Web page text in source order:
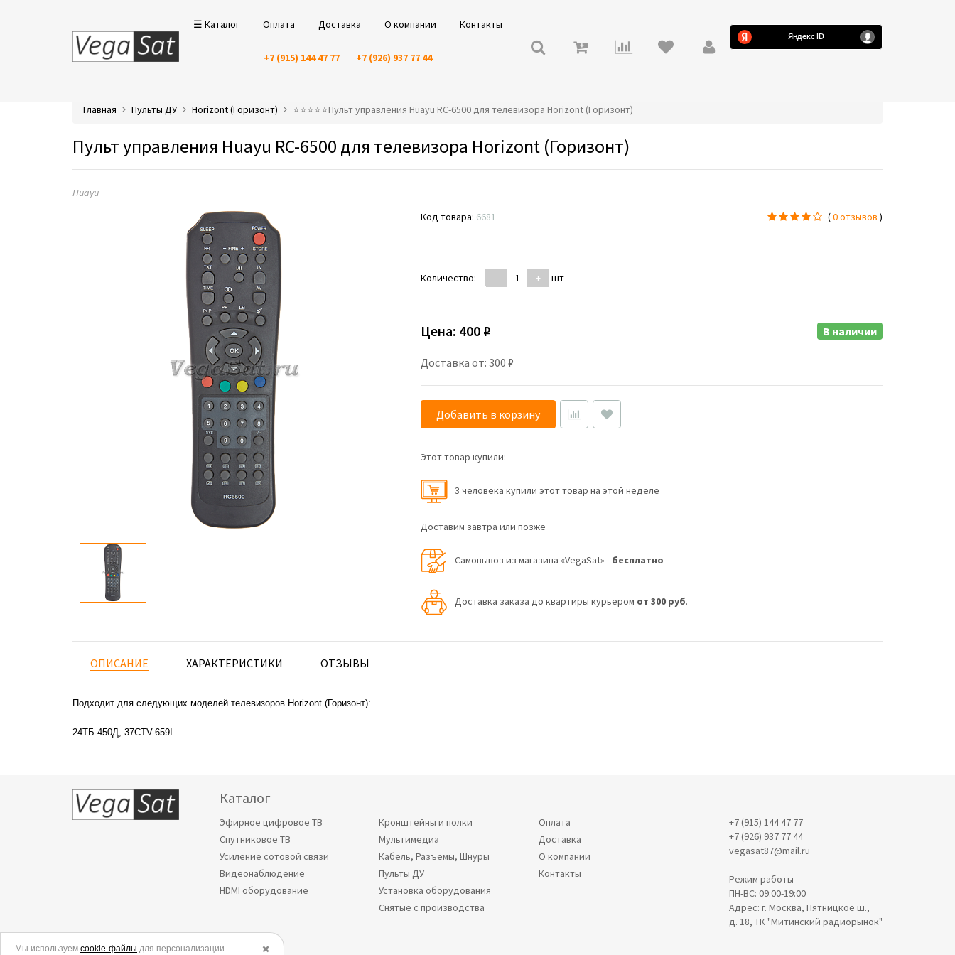
☰ Каталог Оплата Доставка О компании Контакты
+7 (915) 144 47 77 +7 (926) 937 77 44
Главная Пульты ДУ Horizont (Горизонт) ⭐️⭐️⭐️⭐️⭐️Пульт управления Huayu RC-6500 для телевизора Horizont (Горизонт)
Пульт управления Huayu RC-6500 для телевизора Horizont (Горизонт)
Huayu
Код товара: 6681 (0 отзывов )
Количество: - + шт
Цена: 400 ₽
Доставка от: 300 ₽
В наличии
Добавить в корзину
Этот товар купили:
3 человекa купили этот товар на этой неделе
Доставим завтра или позже
Самовывоз из магазина «VegaSat» - бесплатно
Доставка заказа до квартиры курьером от 300 руб.
ОПИСАНИЕ ХАРАКТЕРИСТИКИ ОТЗЫВЫ
Подходит для следующих моделей телевизоров Horizont (Горизонт):
24ТБ-450Д, 37CTV-659I
Каталог
Эфирное цифровое ТВ
Спутниковое ТВ
Усиление сотовой связи
Видеонаблюдение
HDMI оборудование
Кронштейны и полки
Мультимедиа
Кабель, Разъемы, Шнуры
Пульты ДУ
Установка оборудования
Снятые с производства
Оплата
Доставка
О компании
Контакты
+7 (915) 144 47 77
+7 (926) 937 77 44
vegasat87@mail.ru
Режим работы
ПН-ВС: 09:00-19:00
Адрес: г. Москва, Пятницкое ш.,
д. 18, ТК "Митинский радиорынок"
© 2006-2026. ✖️
Мы используем cookie-файлы для персонализации